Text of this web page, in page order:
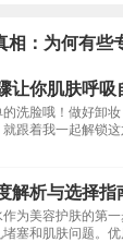
相：为何有些
让你肌肤呼吸
洗脸哦！做好卸
跟着我一起解锁
解析与选择指
为美容护肤的第
塞和肌肤问题。优